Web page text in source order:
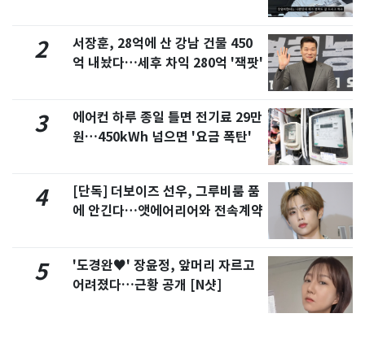
2
서장훈, 28억에 산 강남 건물 450
억 내놨다…세후 차익 280억 '잭팟'
3
에어컨 하루 종일 틀면 전기료 29만
원…450kWh 넘으면 '요금 폭탄'
4
[단독] 더보이즈 선우, 그루비룸 품
에 안긴다…앳에어리어와 전속계약
5
'도경완♥' 장윤정, 앞머리 자르고
어려졌다…근황 공개 [N샷]